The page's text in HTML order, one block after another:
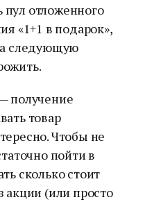
отложенного
«1+1 в подарок»,
следующую
получение
товар
Чтобы не
пойти в
сколько стоит
акции (или просто